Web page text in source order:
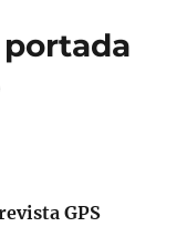
portada
GPS